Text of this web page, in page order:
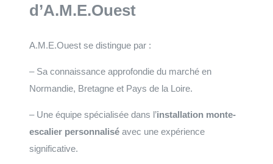
d’A.M.E.Ouest
A.M.E.Ouest se distingue par :
– Sa connaissance approfondie du marché en
Normandie, Bretagne et Pays de la Loire.
– Une équipe spécialisée dans l’installation monte-
escalier personnalisé avec une expérience
significative.